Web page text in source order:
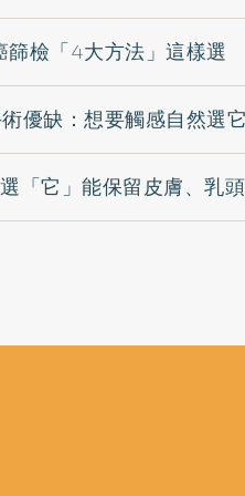
檢「4大方法」這樣選
優缺：想要觸感自然選
「它」能保留皮膚、乳頭